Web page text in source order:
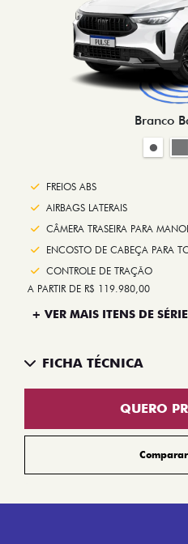
Branco
FREIOS ABS
AIRBAGS LATERAIS
CÂMERA TRASEIRA PARA
ENCOSTO DE CABEÇA PARA
CONTROLE DE TRAÇÃO
A PARTIR DE R$ 119.980,00
+ VER MAIS ITENS DE SÉRIE
FICHA TÉCNICA
QUERO